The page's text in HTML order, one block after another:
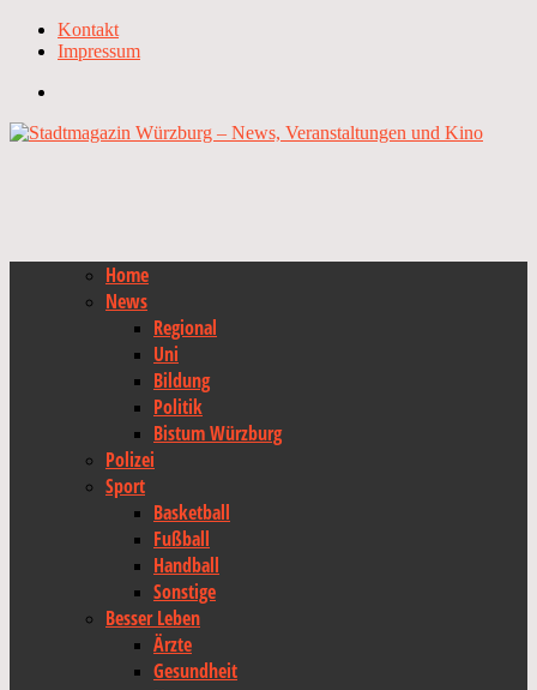
Kontakt
Impressum
Home
News
Regional
Uni
Bildung
Politik
Bistum Würzburg
Polizei
Sport
Basketball
Fußball
Handball
Sonstige
Besser Leben
Ärzte
Gesundheit